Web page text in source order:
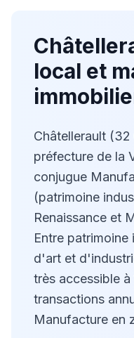
local et
Châtellerault
préfecture de la
conjugue
(patrimoine
Renaissance et
Entre
d'art et
très accessible
transactions
Manufacture en